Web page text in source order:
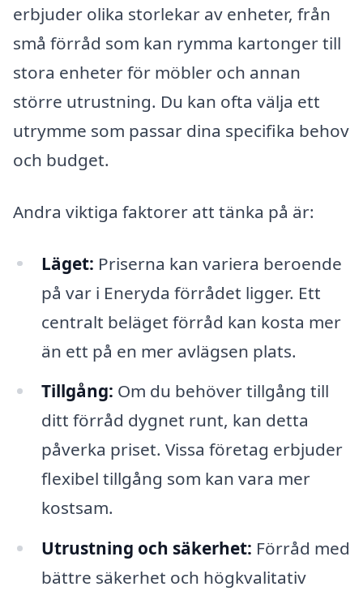
erbjuder olika storlekar av enheter, från
små förråd som kan rymma kartonger till
stora enheter för möbler och annan
större utrustning. Du kan ofta välja ett
utrymme som passar dina specifika behov
och budget.
Andra viktiga faktorer att tänka på är:
Läget: Priserna kan variera beroende
på var i Eneryda förrådet ligger. Ett
centralt beläget förråd kan kosta mer
än ett på en mer avlägsen plats.
Tillgång: Om du behöver tillgång till
ditt förråd dygnet runt, kan detta
påverka priset. Vissa företag erbjuder
flexibel tillgång som kan vara mer
kostsam.
Utrustning och säkerhet: Förråd med
bättre säkerhet och högkvalitativ